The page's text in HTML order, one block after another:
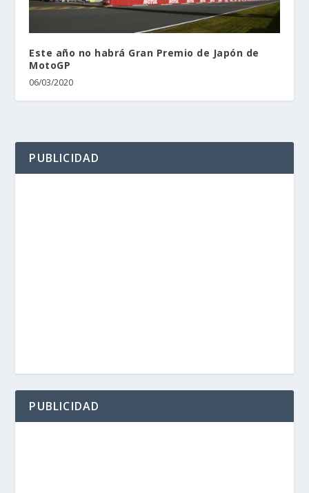
Este año no habrá Gran Premio de Japón de
MotoGP
06/03/2020
PUBLICIDAD
PUBLICIDAD